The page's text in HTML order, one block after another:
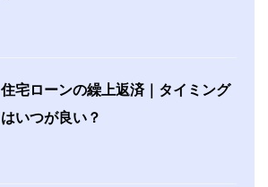
住宅ローンの繰上返済｜タイミング
はいつが良い？